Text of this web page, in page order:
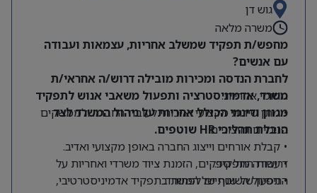
גוש דן
משרה מלאה
מחפש/ת תפקיד שמשלב אחריות, עצמאות ועבודה
עם אנשים?
לחברת הנדסה ומכירות מובילה דרוש/ה אחראי/ת
משרד, אדמיניסטרציה ותפעול משאבי אנוש לתפקיד
מגוון ודינמי הכולל אחריות על ניהול המשרד לצד
הובלת תהליכי HR שוטפים.
תחומי אחריות:
• מתן שירות מקצועי ואיכותי לעובדי החברה ולממשקים
פנימיים וחיצוניים.
• קבלת אורחים וייצוג החברה באופן מקצועי ואדיב.
• עבודה מול ספקים, הזמנת ציוד משרדי ואחריות על
התפעול השוטף של המשרד.
דרישות התפקיד:
• ניסיון של שנתיים לפחות בתפקיד אדמיניסטרטיבי,